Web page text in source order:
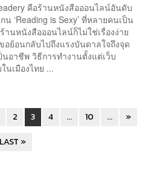
คือร้านหนังสือออนไลน์อันดับ
‘Reading is Sexy’ ที่หลายคนเป็น
นหนังสือออนไลน์ก็ไม่ใช่เรื่องง่าย
อย้อนกลับไปถึงแรงบันดาลใจถึงจุด
นอาชีพ วิธีการทำงานตั้งแต่เว็บ
นเมืองไทย ...
2 3 4 ... 10 ...
»
LAST »